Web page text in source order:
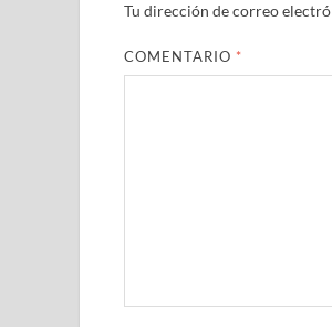
Tu dirección de correo
COMENTARIO *